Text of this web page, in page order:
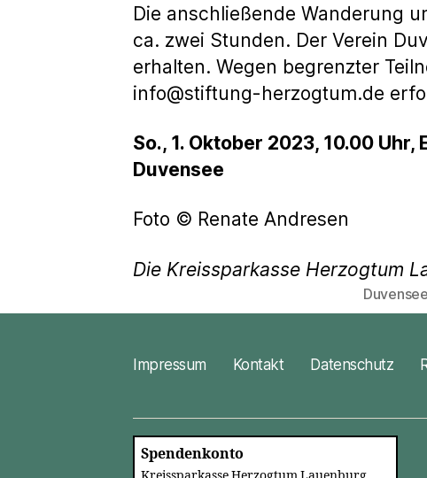
Die anschließende Wanderung
ca. zwei Stunden. Der Verein
erhalten. Wegen begrenzter
info@stiftung-herzogtum.de
So., 1. Oktober 2023, 10.00
Duvensee
Foto © Renate Andresen
Die Kreissparkasse Herzogtum
Schlagwörter
Impressum Kontakt Datenschutz
Spendenkonto